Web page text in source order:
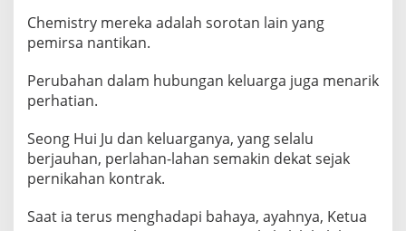
Chemistry mereka adalah sorotan lain yang
pemirsa nantikan.
Perubahan dalam hubungan keluarga juga menarik
perhatian.
Seong Hui Ju dan keluarganya, yang selalu
berjauhan, perlahan-lahan semakin dekat sejak
pernikahan kontrak.
Saat ia terus menghadapi bahaya, ayahnya, Ketua